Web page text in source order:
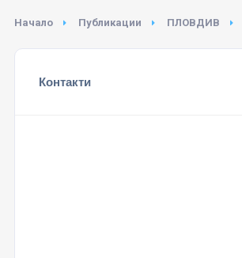
Начало Публикации ПЛОВДИВ
Контакти